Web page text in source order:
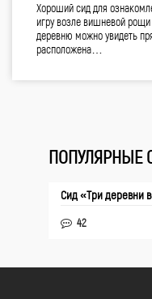
Хороший сид для
игру возле вишневой
деревню можно увидеть
расположена…
ПОПУЛЯРНЫЕ
Сид «Три деревни
42